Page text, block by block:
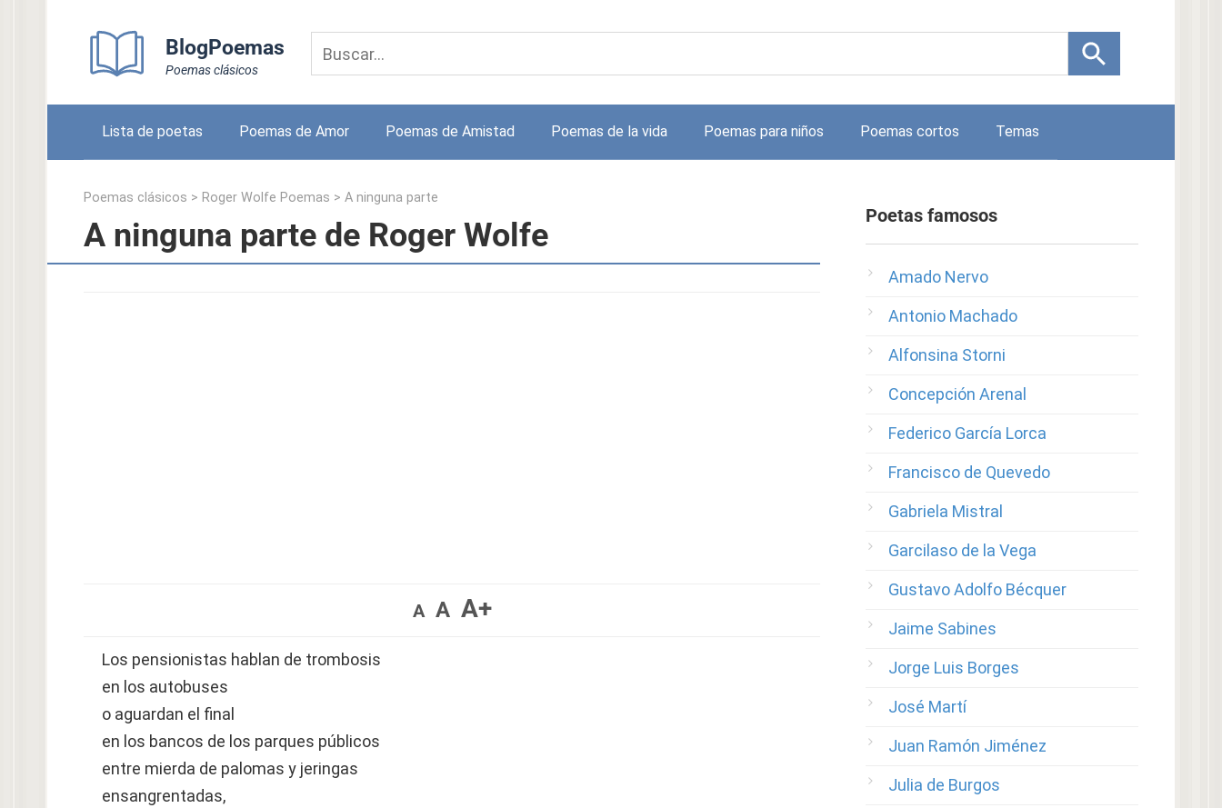
BlogPoemas
Poemas clásicos
Lista de poetas Poemas de Amor Poemas de Amistad Poemas de la vida Poemas para niños Poemas cortos Temas
Poemas clásicos > Roger Wolfe Poemas > A ninguna parte
A ninguna parte de Roger Wolfe
A A A+
Los pensionistas hablan de trombosis
en los autobuses
o aguardan el final
en los bancos de los parques públicos
entre mierda de palomas y jeringas
ensangrentadas,
Poetas famosos
Amado Nervo
Antonio Machado
Alfonsina Storni
Concepción Arenal
Federico García Lorca
Francisco de Quevedo
Gabriela Mistral
Garcilaso de la Vega
Gustavo Adolfo Bécquer
Jaime Sabines
Jorge Luis Borges
José Martí
Juan Ramón Jiménez
Julia de Burgos